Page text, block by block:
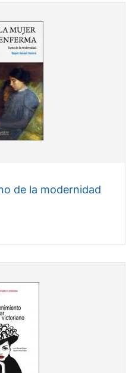
de la modernidad